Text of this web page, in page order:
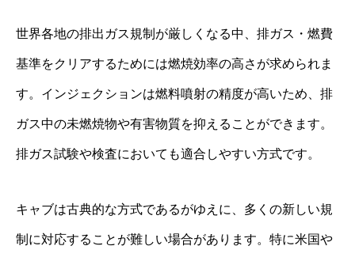
世界各地の排出ガス規制が厳しくなる中、排ガス・燃費
基準をクリアするためには燃焼効率の高さが求められま
す。インジェクションは燃料噴射の精度が高いため、排
ガス中の未燃焼物や有害物質を抑えることができます。
排ガス試験や検査においても適合しやすい方式です。
キャブは古典的な方式であるがゆえに、多くの新しい規
制に対応することが難しい場合があります。特に米国や